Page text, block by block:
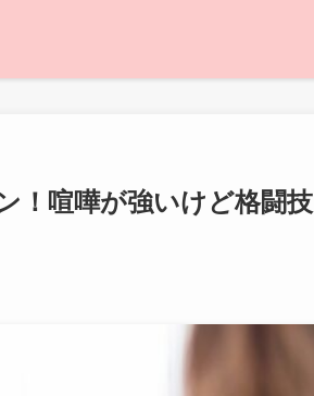
！喧嘩が強いけど格闘技